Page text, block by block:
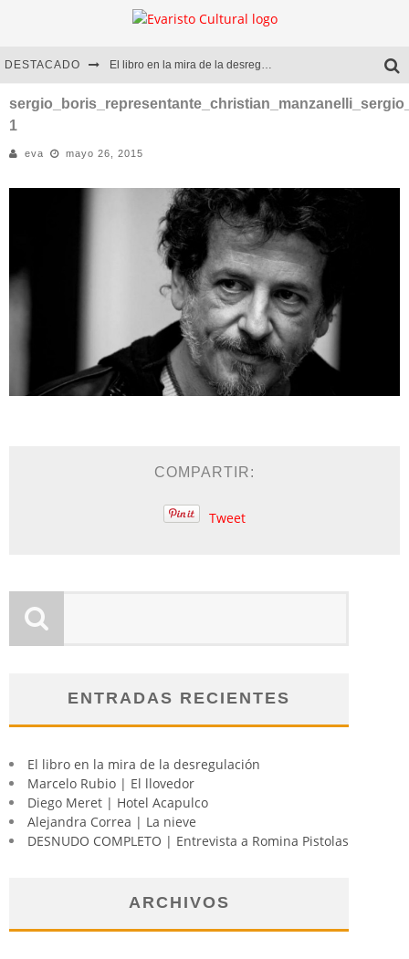
DESTACADO El libro en la mira de la desregulación
Marcelo Rubio | El llovedor
1
eva mayo 26, 2015
COMPARTIR:
Tweet
ENTRADAS RECIENTES
El libro en la mira de la desregulación
Marcelo Rubio | El llovedor
Diego Meret | Hotel Acapulco
Alejandra Correa | La nieve
DESNUDO COMPLETO | Entrevista a Romina Pistolas
ARCHIVOS